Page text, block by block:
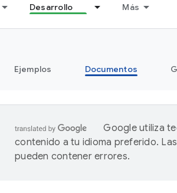
Desarrollo Más
Ejemplos Documentos
Google utiliza
contenido a tu idioma preferido.
pueden contener errores.